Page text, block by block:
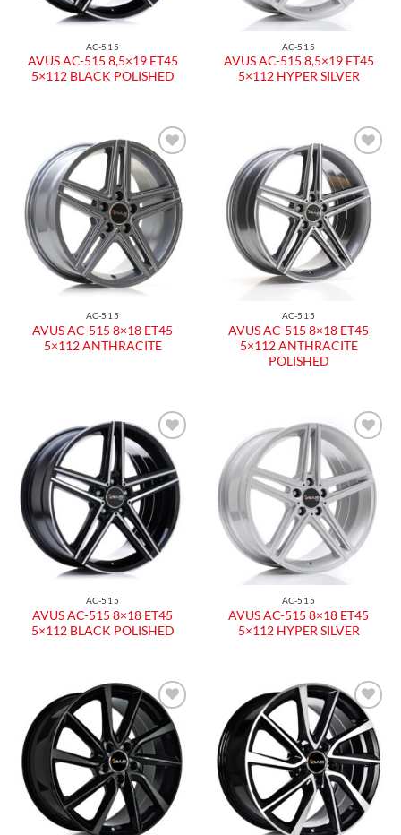
AC-515
AVUS AC-515 8,5×19 ET45
5×112 BLACK POLISHED
AC-515
AVUS AC-515 8,5×19 ET45
5×112 HYPER SILVER
Aggiungi
alla lista
dei
desideri
AC-515
AVUS AC-515 8×18 ET45
5×112 ANTHRACITE
Aggiungi
alla lista
dei
desideri
AC-515
AVUS AC-515 8×18 ET45
5×112 ANTHRACITE
POLISHED
Aggiungi
alla lista
dei
desideri
AC-515
AVUS AC-515 8×18 ET45
5×112 BLACK POLISHED
Aggiungi
alla lista
dei
desideri
AC-515
AVUS AC-515 8×18 ET45
5×112 HYPER SILVER
Aggiungi
alla lista
dei
desideri
Aggiungi
alla lista
dei
desideri